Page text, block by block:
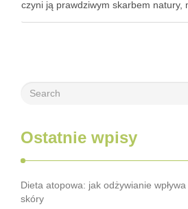
czyni ją prawdziwym skarbem natury,
Ostatnie wpisy
Dieta atopowa: jak odżywianie
skóry